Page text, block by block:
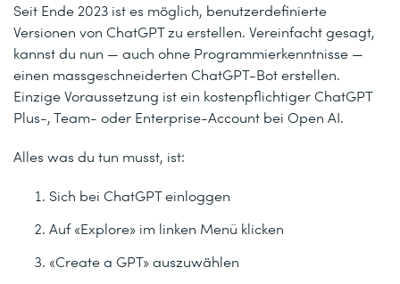
Seit Ende 2023 ist es möglich, benutzerdefinierte
Versionen von ChatGPT zu erstellen. Vereinfacht gesagt,
kannst du nun — auch ohne Programmierkenntnisse —
einen massgeschneiderten ChatGPT-Bot erstellen.
Einzige Voraussetzung ist ein kostenpflichtiger ChatGPT
Plus-, Team- oder Enterprise-Account bei Open AI.
Alles was du tun musst, ist:
Sich bei ChatGPT einloggen
Auf «Explore» im linken Menü klicken
«Create a GPT» auszuwählen